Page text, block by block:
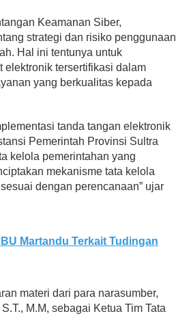
Keamanan Siber,
strategi dan risiko penggunaan
Hal ini tentunya untuk
elektronik tersertifikasi dalam
yang berkualitas kepada
tanda tangan elektronik
Pemerintah Provinsi Sultra
kelola pemerintahan yang
mekanisme tata kelola
dengan perencanaan” ujar
Martandu Terkait Tudingan
materi dari para narasumber,
M.M, sebagai Ketua Tim Tata